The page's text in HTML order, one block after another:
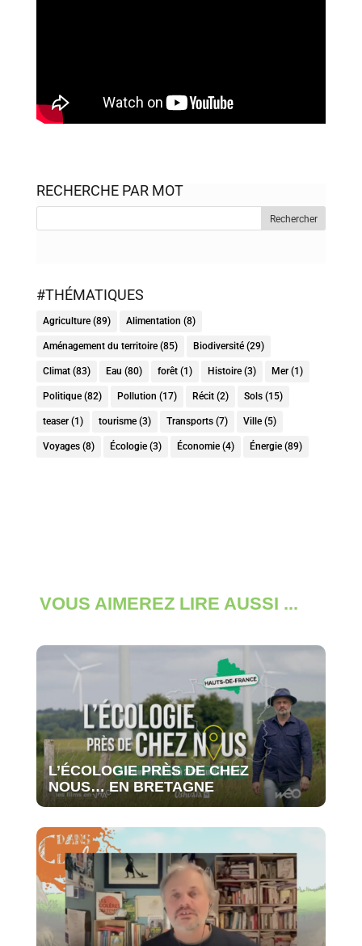
RECHERCHE PAR MOT
#THÉMATIQUES
Agriculture(89) Alimentation (8)
Aménagement du territoire(85) Biodiversité(29)
Climat(83) Eau (80) forêt(1) Histoire(3) Mer(1)
Politique(82) Pollution (17) Récit(2) Sols(15)
teaser(1) tourisme(3) Transports(7) Ville(5)
Voyages(8) Écologie(3) Économie(4) Énergie(89)
VOUS AIMEREZ LIRE AUSSI ...
L’ÉCOLOGIE PRÈS DE CHEZ
NOUS… EN BRETAGNE